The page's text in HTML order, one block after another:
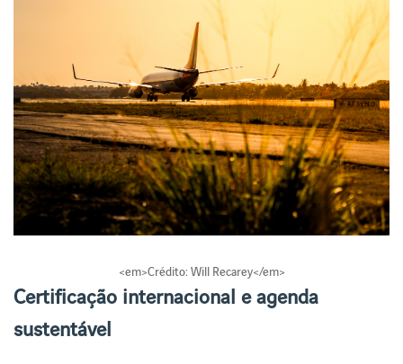
<em>Crédito: Will Recarey</em>
Certificação internacional e agenda
sustentável